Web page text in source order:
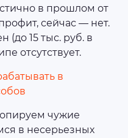
в прошлом от
сейчас ― нет.
(до 15 тыс. руб. в
отсутствует.
в
чужие
в несерьезных